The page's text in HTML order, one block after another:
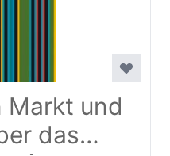
Markt und
das